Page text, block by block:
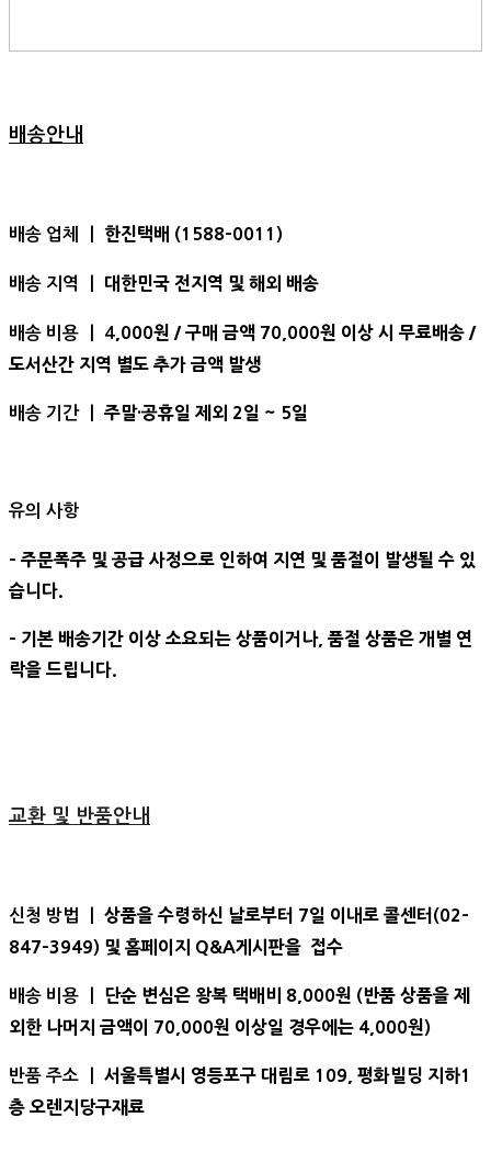
배송안내
배송 업체 ㅣ 한진택배 (1588-0011)
배송 지역 ㅣ 대한민국 전지역 및 해외 배송
배송 비용 ㅣ 4 ,000원 / 구매 금액 70,000원 이상 시 무료배송 /
도서산간 지역 별도 추가 금액 발생
배송 기간 ㅣ 주말·공휴일 제외 2일 ~ 5일
유의 사항
- 주문폭주 및 공급 사정으로 인하여 지연 및 품절이 발생될 수 있
습니다.
- 기본 배송기간 이상 소요되는 상품이거나, 품절 상품은 개별 연
락을 드립니다.
교환 및 반품안내
신청 방법 ㅣ 상품을 수령하신 날로부터 7일 이내로 콜센터(02-
847-3949) 및 홈페이지 Q&A게시판을 접수
배송 비용 ㅣ
단순 변심은 왕복 택배비 8,000원 (반품 상품을 제
외한 나머지 금액이 70,000원 이상일 경우에는 4,000원)
반품 주소 ㅣ 서울특별시 영등포구 대림로 109, 평화빌딩 지하1
층 오렌지당구재료